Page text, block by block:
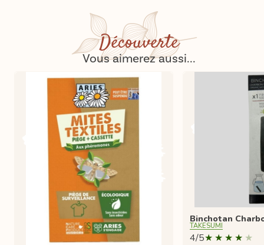
Découverte
Vous aimerez aussi...
Binchotan
TAKESUMI
4/5